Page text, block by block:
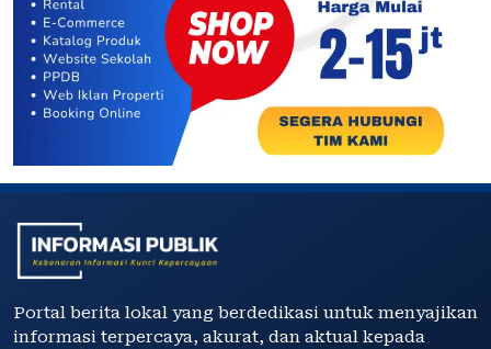
Portal berita lokal yang berdedikasi untuk menyajikan
informasi terpercaya, akurat, dan aktual kepada